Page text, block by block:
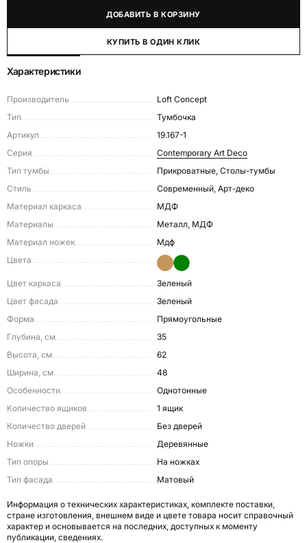
ДОБАВИТЬ В КОРЗИНУ
КУПИТЬ В ОДИН КЛИК
Характеристики
Производитель
Loft Concept
Тип
Тумбочка
Артикул
19.167-1
Серия
Сontemporary Art Deco
Тип тумбы
Прикроватные, Столы-тумбы
Стиль
Современный, Арт-деко
Материал каркаса
МДФ
Материалы
Металл, МДФ
Материал ножек
Мдф
Цвета
Цвет каркаса
Зеленый
Цвет фасада
Зеленый
Форма
Прямоугольные
Глубина, см
35
Высота, см
62
Ширина, см
48
Особенности
Однотонные
Количество ящиков
1 ящик
Количество дверей
Без дверей
Ножки
Деревянные
Тип опоры
На ножках
Тип фасада
Матовый
Информация о технических характеристиках, комплекте поставки,
стране изготовления, внешнем виде и цвете товара носит справочный
характер и основывается на последних, доступных к моменту
публикации, сведениях.